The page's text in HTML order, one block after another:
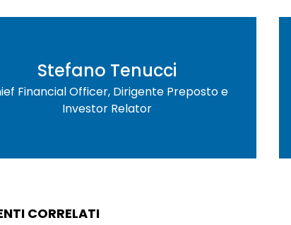
Stefano Tenucci
Financial Officer, Dirigente Preposto e
Investor Relator
CORRELATI